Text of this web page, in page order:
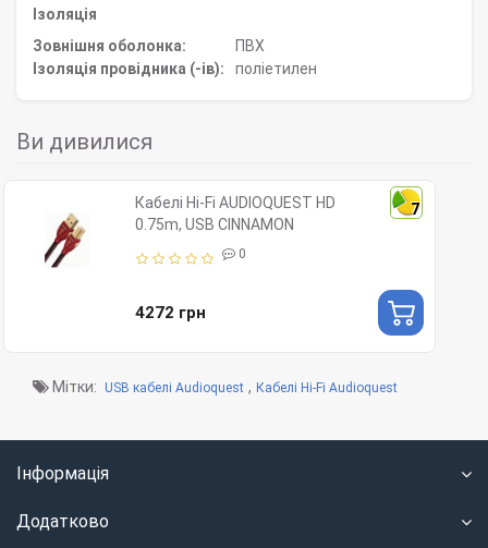
Ізоляція
Зовнішня оболонка:
ПВХ
Ізоляція провідника (-ів):
поліетилен
Ви дивилися
7
Кабелі Hi-Fi AUDIOQUEST HD
0.75m, USB CINNAMON
0
4272 грн
Мітки: USB кабелі Audioquest , Кабелі Hi-Fi Audioquest
Інформація
Додатково